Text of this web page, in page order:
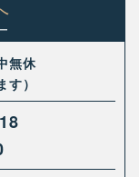
無休
す）